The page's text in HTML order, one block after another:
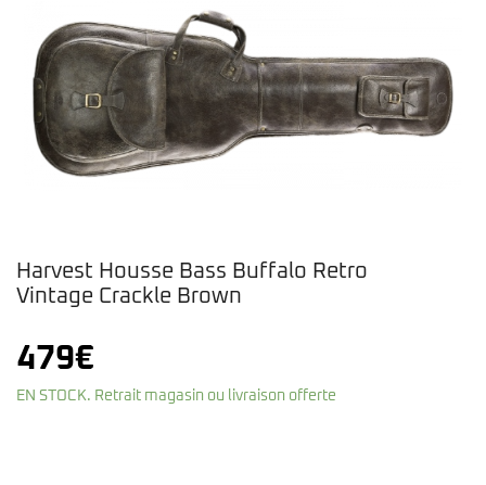
Harvest Housse Bass Buffalo Retro
Vintage Crackle Brown
479€
EN STOCK. Retrait magasin ou livraison offerte